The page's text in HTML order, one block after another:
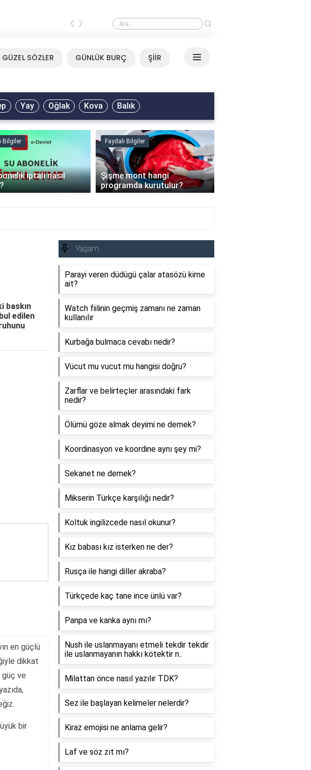
Mirkelam - Tavla Sözleri
‹ ›
GÜZEL SÖZLER GÜNLÜK BURÇ ŞİİR
Yay Oğlak Kova Balık
Bilgiler
iptali nasıl
Faydalı Bilgiler
Şişme mont hangi
programda kurutulur?
›
baskın
edilen
en güçlü
dikkat
güç ve
bir
Yaşam
Parayi veren düdügü çalar atasözü kime
ait?
Watch fiilinin geçmiş zamanı ne zaman
kullanılır
Kurbağa bulmaca cevabı nedir?
Vücut mu vucut mu hangisi doğru?
Zarflar ve belirteçler arasındaki fark
nedir?
Ölümü göze almak deyimi ne demek?
Koordinasyon ve koordine aynı şey mi?
Sekanet ne demek?
Mikserin Türkçe karşılığı nedir?
Koltuk ingilizcede nasıl okunur?
Kız babası kız isterken ne der?
Rusça ile hangi diller akraba?
Türkçede kaç tane ince ünlü var?
Panpa ve kanka aynı mı?
Nush ile uslanmayanı etmeli tekdir tekdir
ile uslanmayanın hakkı kötektir n..
Milattan önce nasıl yazılır TDK?
Sez ile başlayan kelimeler nelerdir?
Kiraz emojisi ne anlama gelir?
Laf ve söz zıt mı?